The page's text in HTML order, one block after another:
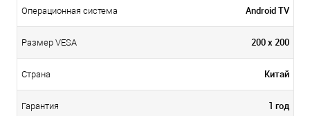
Операционная система Android TV
Размер VESA 200 х 200
Страна Китай
Гарантия 1 год